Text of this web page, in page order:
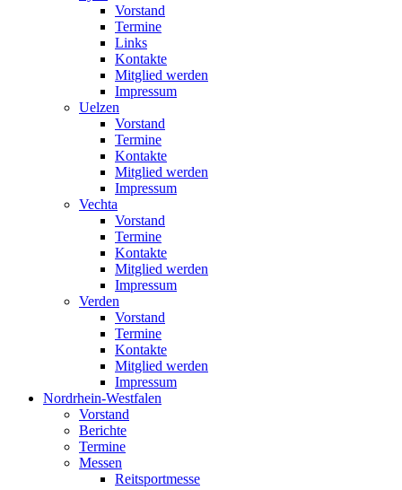
Vorstand
Termine
Links
Kontakte
Mitglied werden
Impressum
Uelzen
Vorstand
Termine
Kontakte
Mitglied werden
Impressum
Vechta
Vorstand
Termine
Kontakte
Mitglied werden
Impressum
Verden
Vorstand
Termine
Kontakte
Mitglied werden
Impressum
Nordrhein-Westfalen
Vorstand
Berichte
Termine
Messen
Reitsportmesse